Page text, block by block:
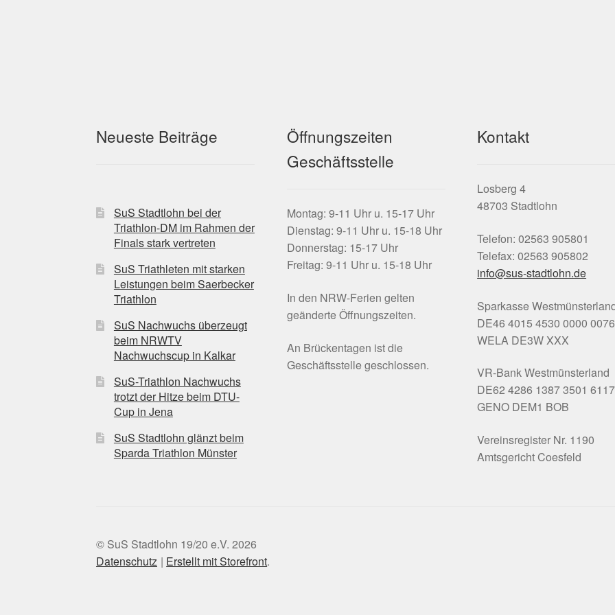
Neueste Beiträge
SuS Stadtlohn bei der
Triathlon-DM im Rahmen der
Finals stark vertreten
SuS Triathleten mit starken
Leistungen beim Saerbecker
Triathlon
SuS Nachwuchs überzeugt
beim NRWTV
Nachwuchscup in Kalkar
SuS-Triathlon Nachwuchs
trotzt der Hitze beim DTU-
Cup in Jena
SuS Stadtlohn glänzt beim
Sparda Triathlon Münster
Öffnungszeiten
Geschäftsstelle
Montag: 9-11 Uhr u. 15-17 Uhr
Dienstag: 9-11 Uhr u. 15-18 Uhr
Donnerstag: 15-17 Uhr
Freitag: 9-11 Uhr u. 15-18 Uhr
In den NRW-Ferien gelten
geänderte Öffnungszeiten.
An Brückentagen ist die
Geschäftsstelle geschlossen.
Kontakt
Losberg 4
48703 Stadtlohn
Telefon: 02563 905801
Telefax: 02563 905802
info@sus-stadtlohn.de
Sparkasse
DE46 4015 4530 0000
WELA DE3W XXX
VR-Bank Westmünsterland
DE62 4286 1387 3501
GENO DEM1 BOB
Vereinsregister Nr. 1190
Amtsgericht Coesfeld
© SuS Stadtlohn 19/20 e.V. 2026
Datenschutz
Erstellt mit Storefront.